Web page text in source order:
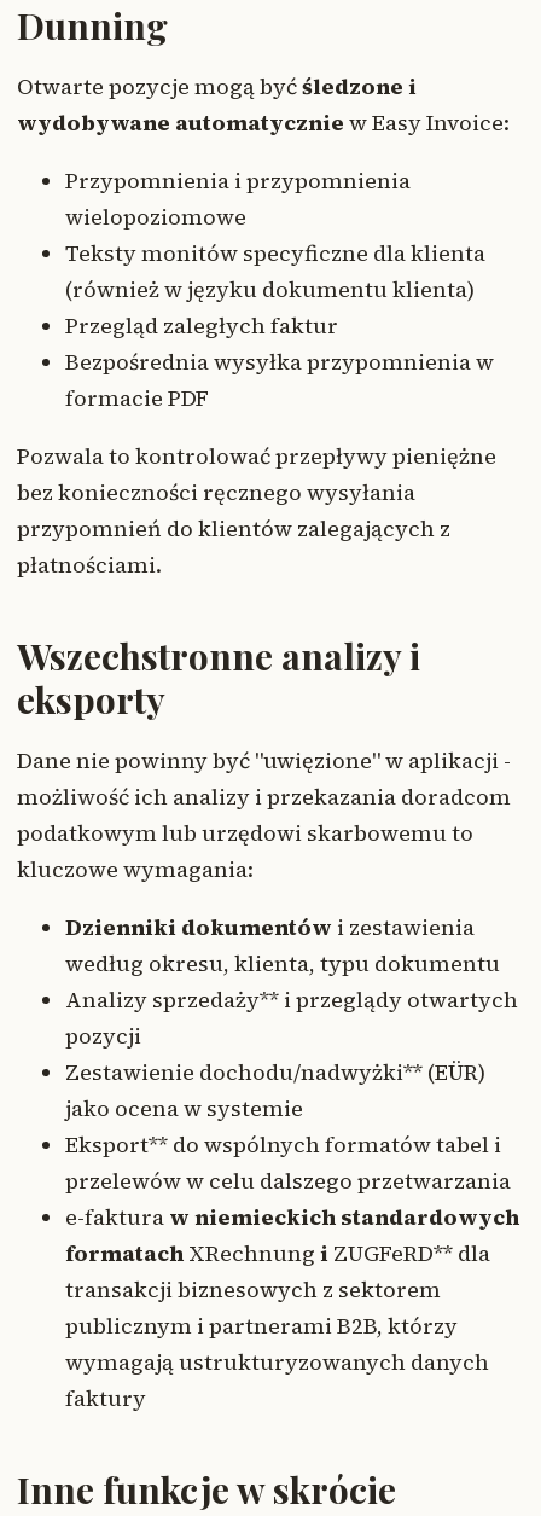
Dunning
Otwarte pozycje mogą byćśledzone i
wydobywane automatycznie w Easy Invoice:
Przypomnienia i przypomnienia
wielopoziomowe
Teksty monitów specyficzne dla klienta
(również w języku dokumentu klienta)
Przegląd zaległych faktur
Bezpośrednia wysyłka przypomnienia w
formacie PDF
Pozwala to kontrolować przepływy pieniężne
bez konieczności ręcznego wysyłania
przypomnień do klientów zalegających z
płatnościami.
Wszechstronne analizy i
eksporty
Dane nie powinny być "uwięzione" w aplikacji -
możliwość ich analizy i przekazania doradcom
podatkowym lub urzędowi skarbowemu to
kluczowe wymagania:
Dzienniki dokumentów i zestawienia
według okresu, klienta, typu dokumentu
Analizy sprzedaży** i przeglądy otwartych
pozycji
Zestawienie dochodu/nadwyżki** (EÜR)
jako ocena w systemie
Eksport** do wspólnych formatów tabel i
przelewów w celu dalszego przetwarzania
e-faktura w niemieckich standardowych
formatach XRechnung i ZUGFeRD** dla
transakcji biznesowych z sektorem
publicznym i partnerami B2B, którzy
wymagają ustrukturyzowanych danych
faktury
Inne funkcje w skrócie